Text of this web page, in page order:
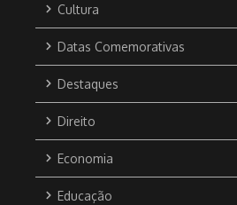
Cultura
Datas Comemorativas
Destaques
Direito
Economia
Educação